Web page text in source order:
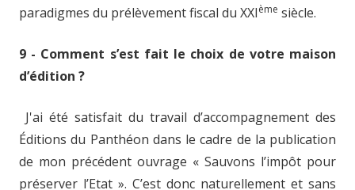
paradigmes du prélèvement fiscal du XXIème siècle.
9 - Comment s’est fait le choix de votre maison
d’édition ?
J'ai été satisfait du travail d’accompagnement des
Éditions du Panthéon dans le cadre de la publication
de mon précédent ouvrage « Sauvons l’impôt pour
préserver l’Etat ». C’est donc naturellement et sans